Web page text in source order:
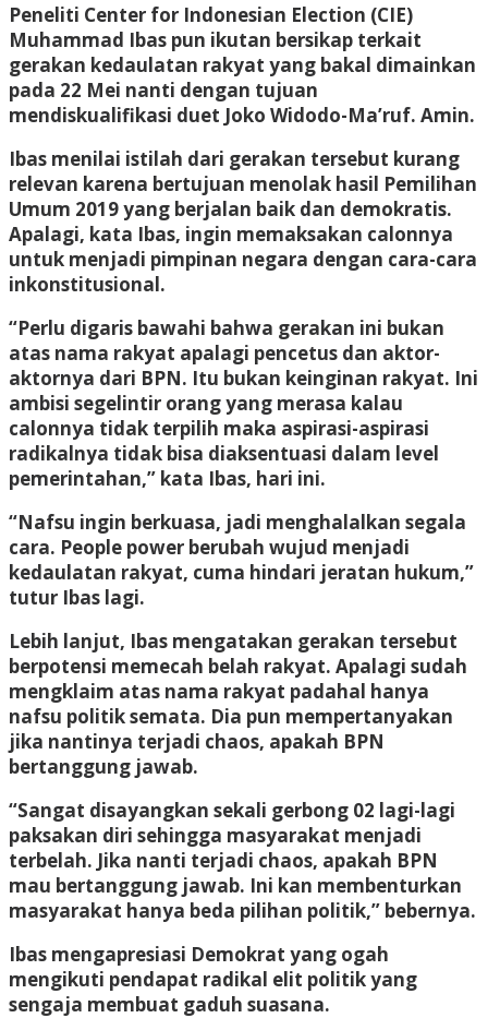
Peneliti Center for Indonesian Election (CIE)
Muhammad Ibas pun ikutan bersikap terkait
gerakan kedaulatan rakyat yang bakal dimainkan
pada 22 Mei nanti dengan tujuan
mendiskualifikasi duet Joko Widodo-Ma’ruf. Amin.
Ibas menilai istilah dari gerakan tersebut kurang
relevan karena bertujuan menolak hasil Pemilihan
Umum 2019 yang berjalan baik dan demokratis.
Apalagi, kata Ibas, ingin memaksakan calonnya
untuk menjadi pimpinan negara dengan cara-cara
inkonstitusional.
“Perlu digaris bawahi bahwa gerakan ini bukan
atas nama rakyat apalagi pencetus dan aktor-
aktornya dari BPN. Itu bukan keinginan rakyat. Ini
ambisi segelintir orang yang merasa kalau
calonnya tidak terpilih maka aspirasi-aspirasi
radikalnya tidak bisa diaksentuasi dalam level
pemerintahan,” kata Ibas, hari ini.
“Nafsu ingin berkuasa, jadi menghalalkan segala
cara. People power berubah wujud menjadi
kedaulatan rakyat, cuma hindari jeratan hukum,”
tutur Ibas lagi.
Lebih lanjut, Ibas mengatakan gerakan tersebut
berpotensi memecah belah rakyat. Apalagi sudah
mengklaim atas nama rakyat padahal hanya
nafsu politik semata. Dia pun mempertanyakan
jika nantinya terjadi chaos, apakah BPN
bertanggung jawab.
“Sangat disayangkan sekali gerbong 02 lagi-lagi
paksakan diri sehingga masyarakat menjadi
terbelah. Jika nanti terjadi chaos, apakah BPN
mau bertanggung jawab. Ini kan membenturkan
masyarakat hanya beda pilihan politik,” bebernya.
Ibas mengapresiasi Demokrat yang ogah
mengikuti pendapat radikal elit politik yang
sengaja membuat gaduh suasana.